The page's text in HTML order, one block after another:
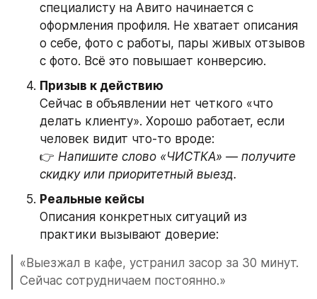
специалисту на Авито начинается с
оформления профиля. Не хватает описания
о себе, фото с работы, пары живых отзывов
с фото. Всё это повышает конверсию.
Призыв к действию
Сейчас в объявлении нет четкого «что
делать клиенту». Хорошо работает, если
человек видит что-то вроде:
👉 Напишите слово «ЧИСТКА» — получите
скидку или приоритетный выезд.
Реальные кейсы
Описания конкретных ситуаций из
практики вызывают доверие:
«Выезжал в кафе, устранил засор за 30 минут.
Сейчас сотрудничаем постоянно.»